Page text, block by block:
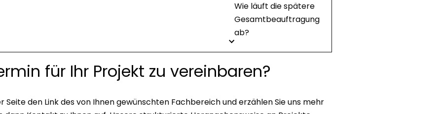
Wie läuft die spätere
Gesamtbeauftragung
ab?
für Ihr Projekt zu vereinbaren?
Seite den Link des von Ihnen gewünschten Fachbereich und erzählen Sie uns mehr